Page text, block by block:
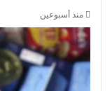
منذ أسبوعين